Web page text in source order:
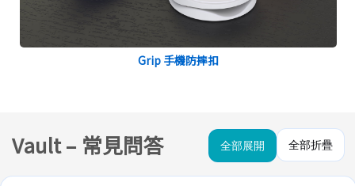
Grip 手機防摔扣
Vault – 常見問答 全部展開 全部折疊